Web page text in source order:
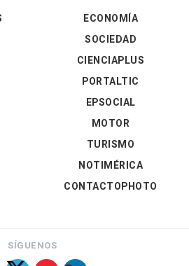
ECONOMÍA
SOCIEDAD
CIENCIAPLUS
PORTALTIC
EPSOCIAL
MOTOR
TURISMO
NOTIMÉRICA
CONTACTOPHOTO
SÍGUENOS